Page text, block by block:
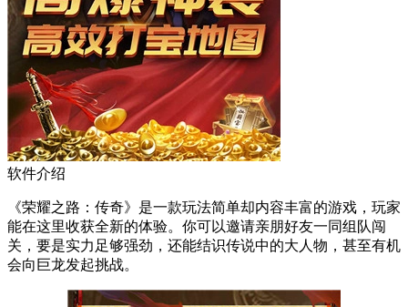
软件介绍
《荣耀之路：传奇》是一款玩法简单却内容丰富的游戏，玩家
能在这里收获全新的体验。你可以邀请亲朋好友一同组队闯
关，要是实力足够强劲，还能结识传说中的大人物，甚至有机
会向巨龙发起挑战。